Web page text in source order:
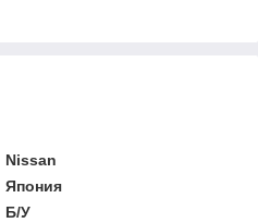
Nissan
Япония
Б/У